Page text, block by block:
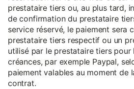
prestataire tiers ou, au plus tard,
de confirmation du prestataire
service réservé, le paiement sera
prestataire tiers respectif ou un
utilisé par le prestataire tiers pour
créances, par exemple Paypal,
paiement valables au moment de
contrat.